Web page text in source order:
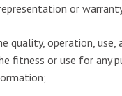
or
quality, operation, use,
fitness or use for any